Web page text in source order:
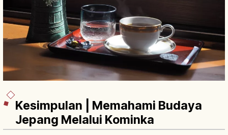
Kesimpulan | Memahami Budaya
Jepang Melalui Kominka